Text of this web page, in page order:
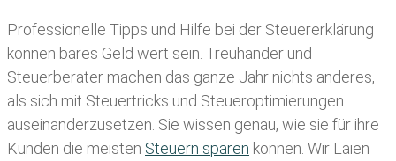
Professionelle Tipps und Hilfe bei der Steuererklärung
können bares Geld wert sein. Treuhänder und
Steuerberater machen das ganze Jahr nichts anderes,
als sich mit Steuertricks und Steueroptimierungen
auseinanderzusetzen. Sie wissen genau, wie sie für ihre
Kunden die meisten Steuern sparen können. Wir Laien